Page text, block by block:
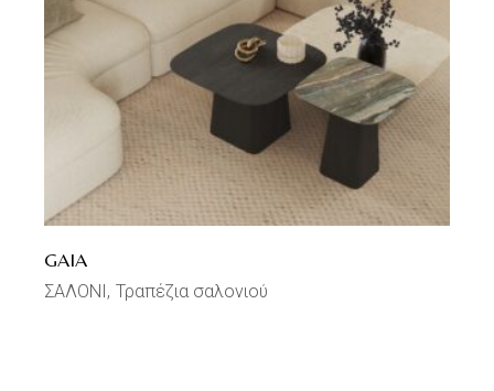
GAIA
ΣΑΛΟΝΙ Τραπέζια σαλονιού